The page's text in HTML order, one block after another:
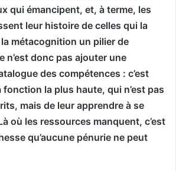
qui émancipent, et, à terme, les
leur histoire de celles qui la
métacognition un pilier de
n’est donc pas ajouter une
des compétences : c’est
fonction la plus haute, qui n’est pas
mais de leur apprendre à se
où les ressources manquent, c’est
qu’aucune pénurie ne peut